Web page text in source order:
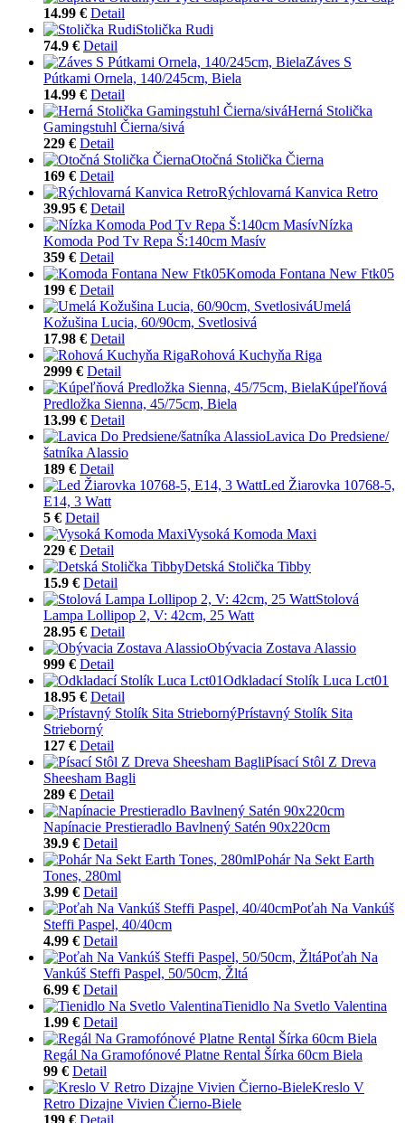
14.99 € Detail
Stolička Rudi
74.9 € Detail
Záves S
Pútkami Ornela, 140/245cm, Biela
14.99 € Detail
Herná Stolička
Gamingstuhl Čierna/sivá
229 € Detail
Otočná Stolička Čierna
169 € Detail
Rýchlovarná Kanvica Retro
39.95 € Detail
Nízka
Komoda Pod Tv Repa Š:140cm Masív
359 € Detail
Komoda Fontana New Ftk05
199 € Detail
Umelá
Kožušina Lucia, 60/90cm, Svetlosivá
17.98 € Detail
Rohová Kuchyňa Riga
2999 € Detail
Kúpeľňová
Predložka Sienna, 45/75cm, Biela
13.99 € Detail
Lavica Do Predsiene/
šatníka Alassio
189 € Detail
Led Žiarovka 10768-5,
E14, 3 Watt
5 € Detail
Vysoká Komoda Maxi
229 € Detail
Detská Stolička Tibby
15.9 € Detail
Stolová
Lampa Lollipop 2, V: 42cm, 25 Watt
28.95 € Detail
Obývacia Zostava Alassio
999 € Detail
Odkladací Stolík Luca Lct01
18.95 € Detail
Prístavný Stolík Sita
Strieborný
127 € Detail
Písací Stôl Z Dreva
Sheesham Bagli
289 € Detail
Napínacie Prestieradlo Bavlnený Satén 90x220cm
39.9 € Detail
Pohár Na Sekt Earth
Tones, 280ml
3.99 € Detail
Poťah Na Vankúš
Steffi Paspel, 40/40cm
4.99 € Detail
Poťah Na
Vankúš Steffi Paspel, 50/50cm, Žltá
6.99 € Detail
Tienidlo Na Svetlo Valentina
1.99 € Detail
Regál Na Gramofónové Platne Rental Šírka 60cm Biela
99 € Detail
Kreslo V
Retro Dizajne Vivien Čierno-Biele
199 € Detail